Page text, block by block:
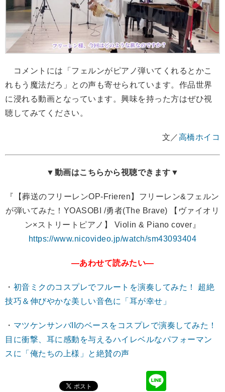
コメントには「フェルンがピアノ弾いてくれるとかこ
れもう魔法だろ」との声も寄せられています。作品世界
に浸れる動画となっています。興味を持った方はぜひ視
聴してみてください。
文／高橋ホイコ
▼動画はこちらから視聴できます▼
『【葬送のフリーレンOP-Frieren】フリーレン&フェルン
が弾いてみた！YOASOBI /勇者(The Brave) 【ヴァイオリ
ン×ストリートピアノ】 Violin & Piano cover』
https://www.nicovideo.jp/watch/sm43093404
―あわせて読みたい―
・ 初音ミクのコスプレでフルートを演奏してみた！ 超絶
技巧＆伸びやかな美しい音色に「耳が幸せ」
・ マツケンサンバIIのベースをコスプレで演奏してみた！
目に衝撃、耳に感動を与えるハイレベルなパフォーマン
スに「俺たちの上様」と絶賛の声